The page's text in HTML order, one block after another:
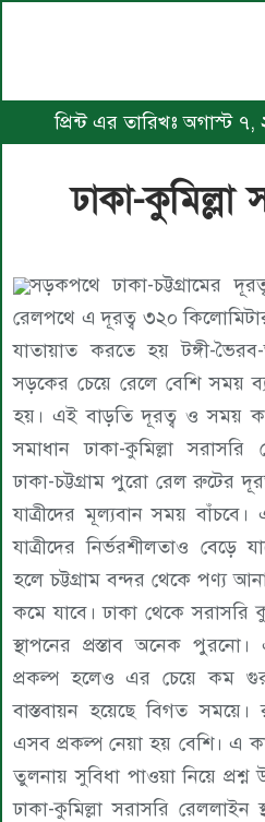
প্রিন্ট এর তারিখঃ অগাস্ট
ঢাকা-
সড়কপথে ঢাকা-চট্টগ্রামের
রেলপথে এ দূরত্ব ৩২০ কিলোমিটার।
যাতায়াত করতে হয় টঙ্গী-
সড়কের চেয়ে রেলে বেশি সময়
হয়। এই বাড়তি দূরত্ব ও সময়
সমাধান ঢাকা-কুমিল্লা সরাসরি
ঢাকা-চট্টগ্রাম পুরো রেল রুটের
যাত্রীদের মূল্যবান সময়
যাত্রীদের নির্ভরশীলতাও বেড়ে
হলে চট্টগ্রাম বন্দর থেকে পণ্য
কমে যাবে। ঢাকা থেকে সরাসরি
স্থাপনের প্রস্তাব অনেক
প্রকল্প হলেও এর চেয়ে কম
বাস্তবায়ন হয়েছে বিগত সময়ে।
এসব প্রকল্প নেয়া হয় বেশি। এ
তুলনায় সুবিধা পাওয়া নিয়ে
ঢাকা-কুমিল্লা সরাসরি রেললাইন